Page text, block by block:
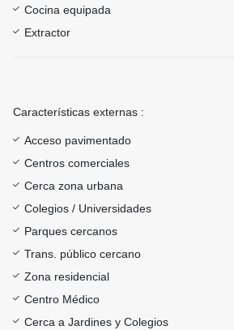
Cocina equipada
Extractor
Características externas :
Acceso pavimentado
Centros comerciales
Cerca zona urbana
Colegios / Universidades
Parques cercanos
Trans. público cercano
Zona residencial
Centro Médico
Cerca a Jardines y Colegios